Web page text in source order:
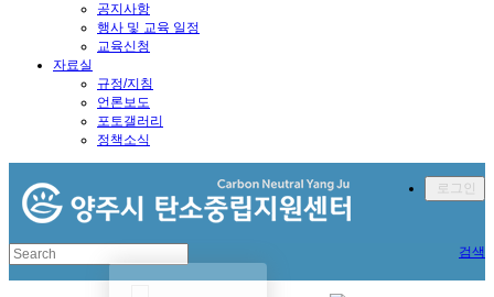
공지사항
행사 및 교육 일정
교육신청
자료실
규정/지침
언론보도
포토갤러리
정책소식
로그인
검색